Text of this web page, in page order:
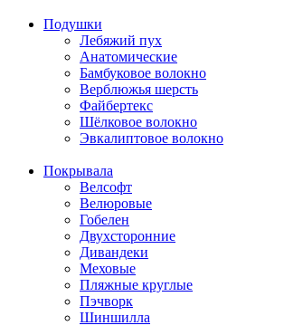
Подушки
Лебяжий пух
Анатомические
Бамбуковое волокно
Верблюжья шерсть
Файбертекс
Шёлковое волокно
Эвкалиптовое волокно
Покрывала
Велсофт
Велюровые
Гобелен
Двухсторонние
Дивандеки
Меховые
Пляжные круглые
Пэчворк
Шиншилла